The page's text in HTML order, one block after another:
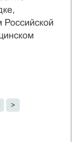
Российской
>